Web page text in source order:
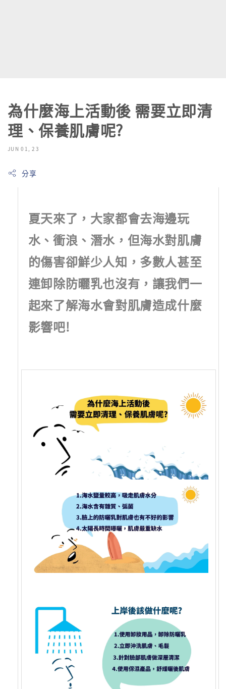
為什麼海上活動後 需要立即清
理、保養肌膚呢?
JUN 01, 23
分享
夏天來了，大家都會去海邊玩
水、衝浪、潛水，但海水對肌膚
的傷害卻鮮少人知，多數人甚至
連卸除防曬乳也沒有，讓我們一
起來了解海水會對肌膚造成什麼
影響吧!